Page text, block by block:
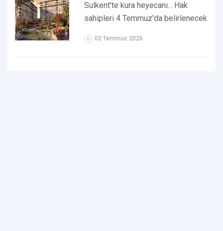
Sulkent'te kura heyecanı... Hak
sahipleri 4 Temmuz'da belirlenecek
02 Temmuz 2026